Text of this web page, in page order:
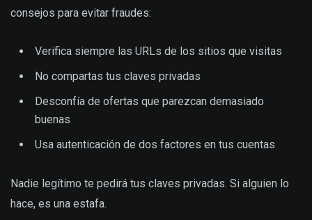
consejos para evitar fraudes:
Verifica siempre las URLs de los sitios que visitas
No compartas tus claves privadas
Desconfía de ofertas que parezcan demasiado
buenas
Usa autenticación de dos factores en tus cuentas
Nadie legítimo te pedirá tus claves privadas. Si alguien lo
hace, es una estafa.